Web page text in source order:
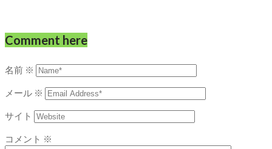
Comment here
名前 ※
メール ※
サイト
コメント ※